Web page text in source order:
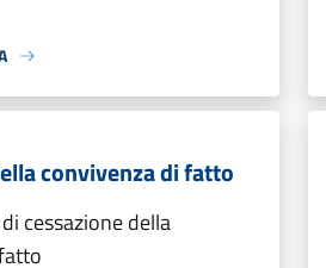
convivenza di fatto
cessazione della